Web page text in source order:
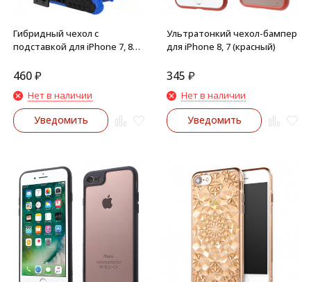
Гибридный чехол с
подставкой для iPhone 7, 8
460₽
Нет в наличии
Уведомить
Ультратонкий чехол-бампер
для iPhone 8, 7 (красный)
345 ₽
Нет в наличии
Уведомить